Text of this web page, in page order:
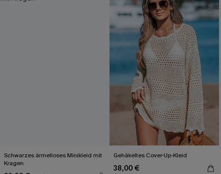
Schwarzes ärmelloses Minikleid mit
Kragen
Gehäkeltes Cover-Up-Kleid
38,00 €